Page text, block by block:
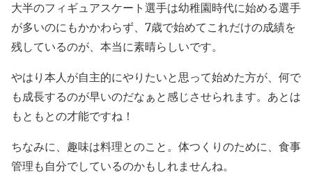
大半のフィギュアスケート選手は幼稚園時代に始める選手
が多いのにもかかわらず、7歳で始めてこれだけの成績を
残しているのが、本当に素晴らしいです。
やはり本人が自主的にやりたいと思って始めた方が、何で
も成長するのが早いのだなぁと感じさせられます。あとは
もともとの才能ですね！
ちなみに、趣味は料理とのこと。体つくりのために、食事
管理も自分でしているのかもしれませんね。